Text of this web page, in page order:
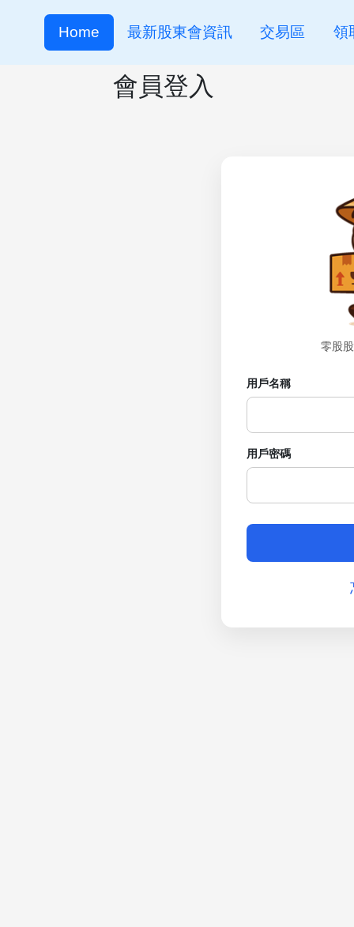
Home 最新股東會資訊 交易區 領
會員登入
零股
用戶名稱
用戶密碼